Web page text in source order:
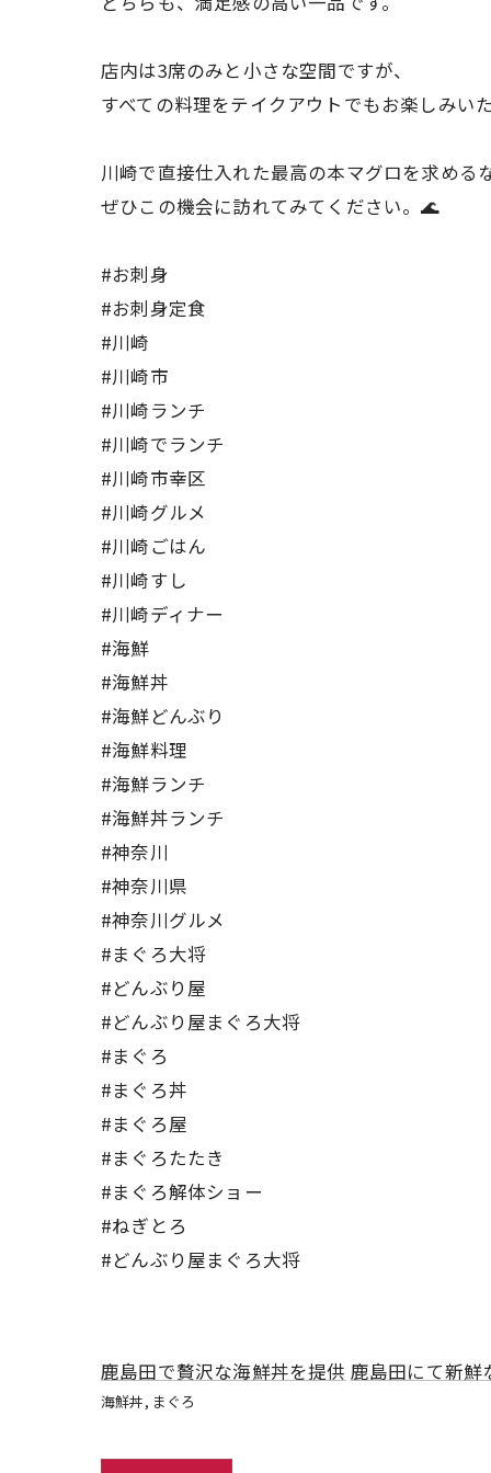
店内は3席のみと小さな空間ですが、
すべての料理をテイクアウトでもお楽しみいた
川崎で直接仕入れた最高の本マグロを求めるな
ぜひこの機会に訪れてみてください。🌊
#お刺身
#お刺身定食
#川崎
#川崎市
#川崎ランチ
#川崎でランチ
#川崎市幸区
#川崎グルメ
#川崎ごはん
#川崎すし
#川崎ディナー
#海鮮
#海鮮丼
#海鮮どんぶり
#海鮮料理
#海鮮ランチ
#海鮮丼ランチ
#神奈川
#神奈川県
#神奈川グルメ
#まぐろ大将
#どんぶり屋
#どんぶり屋まぐろ大将
#まぐろ
#まぐろ丼
#まぐろ屋
#まぐろたたき
#まぐろ解体ショー
#ねぎとろ
#どんぶり屋まぐろ大将
鹿島田で贅沢な海鮮丼を提供 鹿島田にて新鮮
海鮮丼 まぐろ